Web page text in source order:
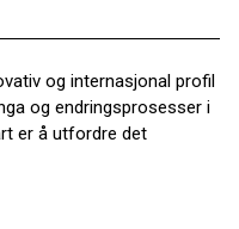
og internasjonal profil
og endringsprosesser i
er å utfordre det